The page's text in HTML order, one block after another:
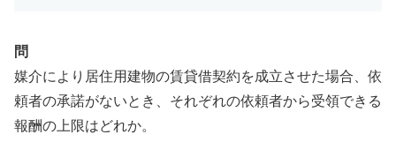
問
媒介により居住用建物の賃貸借契約を成立させた場合、依
頼者の承諾がないとき、それぞれの依頼者から受領できる
報酬の上限はどれか。